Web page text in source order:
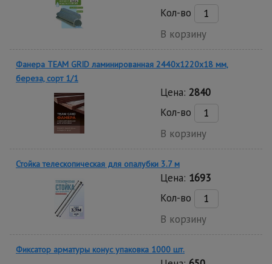
Кол-во
В корзину
Фанера TEAM GRID ламинированная 2440х1220х18 мм,
береза, сорт 1/1
Цена: 2840
Кол-во
В корзину
Стойка телескопическая для опалубки 3.7 м
Цена: 1693
Кол-во
В корзину
Фиксатор арматуры конус упаковка 1000 шт.